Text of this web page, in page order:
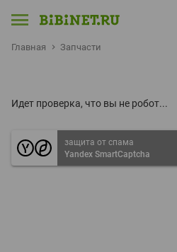
Главная Запчасти
Идет проверка, что вы не робот...
защита от спама
Yandex SmartCaptcha